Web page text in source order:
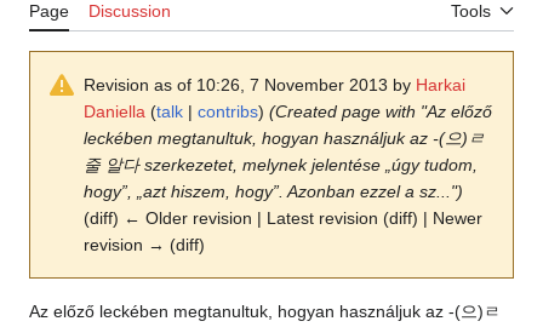
Page Discussion Tools
Revision as of 10:26, 7 November 2013 by Harkai
Daniella (talk | contribs) (Created page with "Az előző
leckében megtanultuk, hogyan használjuk az -(으)ㄹ
줄 알다 szerkezetet, melynek jelentése „úgy tudom,
hogy”, „azt hiszem, hogy”. Azonban ezzel a sz...")
(diff) ← Older revision | Latest revision (diff) | Newer
revision → (diff)
Az előző leckében megtanultuk, hogyan használjuk az -(으)ㄹ